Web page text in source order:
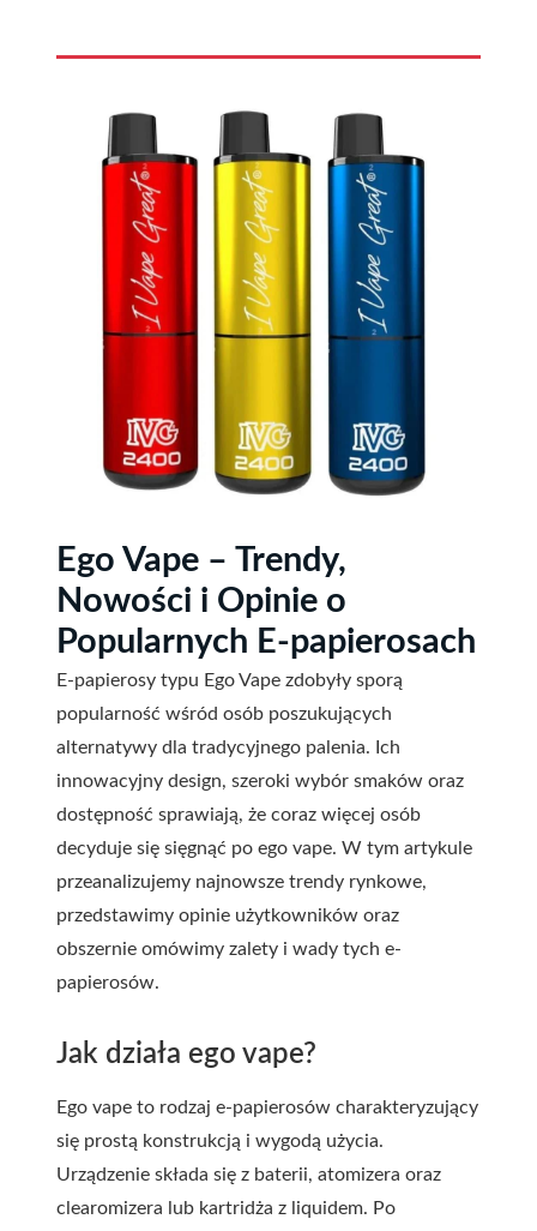
Ego Vape – Trendy,
Nowości i Opinie o
Popularnych E-papierosach
E-papierosy typu Ego Vape zdobyły sporą
popularność wśród osób poszukujących
alternatywy dla tradycyjnego palenia. Ich
innowacyjny design, szeroki wybór smaków oraz
dostępność sprawiają, że coraz więcej osób
decyduje się sięgnąć po ego vape. W tym artykule
przeanalizujemy najnowsze trendy rynkowe,
przedstawimy opinie użytkowników oraz
obszernie omówimy zalety i wady tych e-
papierosów.
Jak działa ego vape?
Ego vape to rodzaj e-papierosów charakteryzujący
się prostą konstrukcją i wygodą użycia.
Urządzenie składa się z baterii, atomizera oraz
clearomizera lub kartridża z liquidem. Po